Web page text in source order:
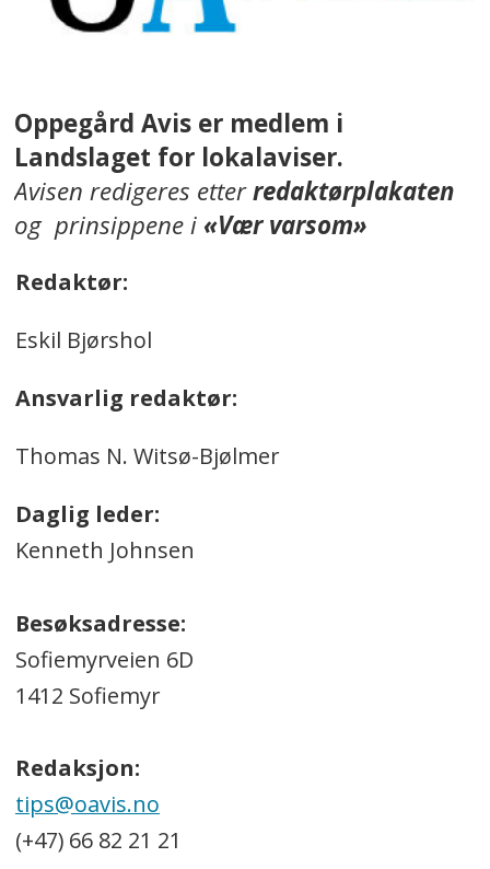
Oppegård Avis er medlem i
Landslaget for lokalaviser.
Avisen redigeres etterredaktørplakaten
og prinsippene i«Vær varsom»
Redaktør:
Eskil Bjørshol
Ansvarlig redaktør:
Thomas N. Witsø-Bjølmer
Daglig leder:
Kenneth Johnsen
Besøksadresse:
Sofiemyrveien 6D
1412 Sofiemyr
Redaksjon:
tips@oavis.no
(+47) 66 82 21 21